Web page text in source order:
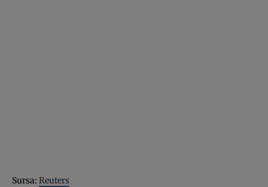
Sursa: Reuters